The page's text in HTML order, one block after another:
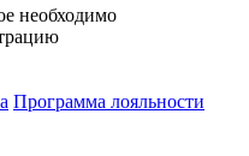
необходимо
Программа лояльности